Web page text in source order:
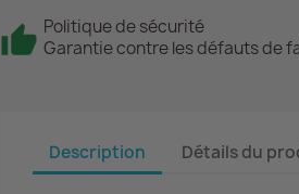
Politique de sécurité
Garantie contre les défauts de
Description Détails du